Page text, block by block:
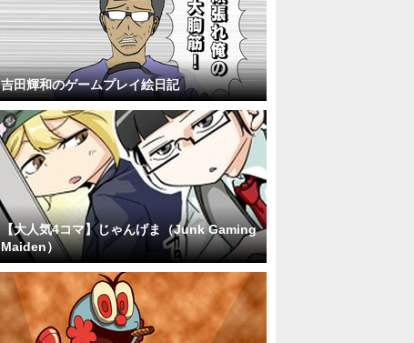
吉田輝和のゲームプレイ絵日記
【大人気4コマ】じゃんげま（Junk Gaming
Maiden）